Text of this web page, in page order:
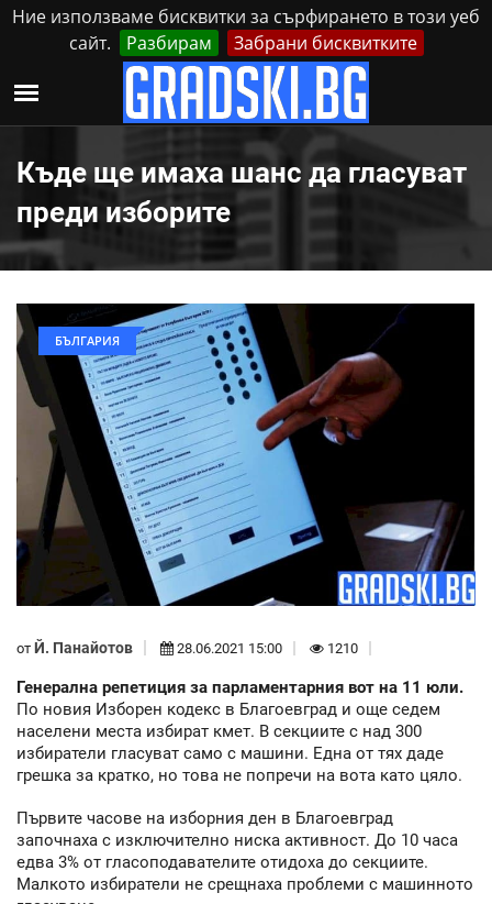
Ние използваме бисквитки за сърфирането в този уеб
сайт.
Разбирам Забрани бисквитките
Събота, 8 Август, 2026 Реклама Контакти
Къде ще имаха шанс да гласуват
преди изборите
БЪЛГАРИЯ
от Й. Панайотов 28.06.2021 15:00 1210
Генерална репетиция за парламентарния вот на 11 юли.
По новия Изборен кодекс в Благоевград и още седем
населени места избират кмет. В секциите с над 300
избиратели гласуват само с машини. Една от тях даде
грешка за кратко, но това не попречи на вота като цяло.
Първите часове на изборния ден в Благоевград
започнаха с изключително ниска активност. До 10 часа
едва 3% от гласоподавателите отидоха до секциите.
Малкото избиратели не срещнаха проблеми с машинното